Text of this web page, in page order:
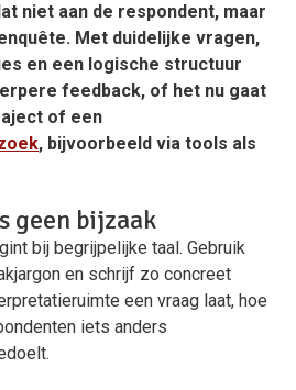
niet aan de respondent, maar
Met duidelijke vragen,
en een logische structuur
feedback, of het nu gaat
of een
, bijvoorbeeld via tools als
geen bijzaak
bij begrijpelijke taal. Gebruik
en schrijf zo concreet
een vraag laat, hoe
iets anders